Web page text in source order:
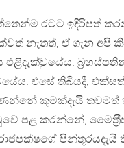
රටට ඉදිරිපත්
නැතත්, ඒ ගැන
එළිදැක්වුයේය.
එසේ තිබියදී,
කුමක්දැයි
පළ කරන්නේ,